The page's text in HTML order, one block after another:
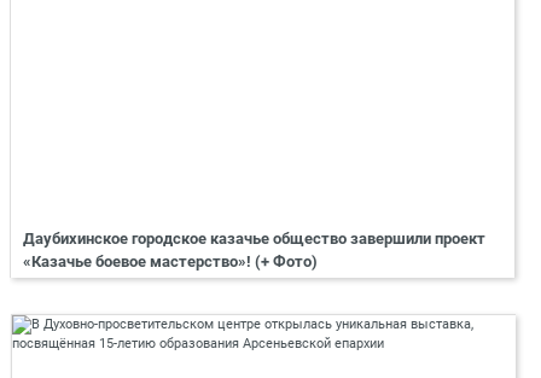
Даубихинское городское казачье общество завершили проект
«Казачье боевое мастерство»! (+ Фото)